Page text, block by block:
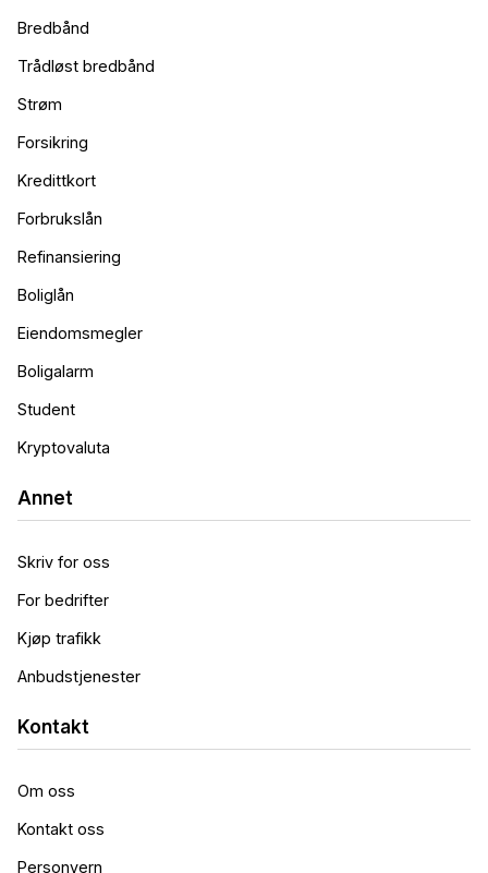
Bredbånd
Trådløst bredbånd
Strøm
Forsikring
Kredittkort
Forbrukslån
Refinansiering
Boliglån
Eiendomsmegler
Boligalarm
Student
Kryptovaluta
Annet
Skriv for oss
For bedrifter
Kjøp trafikk
Anbudstjenester
Kontakt
Om oss
Kontakt oss
Personvern